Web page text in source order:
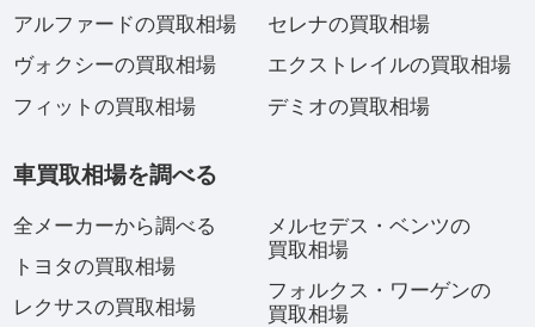
アルファードの買取相場
ヴォクシーの買取相場
フィットの買取相場
セレナの買取相場
エクストレイルの買取相場
デミオの買取相場
車買取相場を調べる
全メーカーから調べる
トヨタの買取相場
レクサスの買取相場
メルセデス・ベンツの
買取相場
フォルクス・ワーゲンの
買取相場